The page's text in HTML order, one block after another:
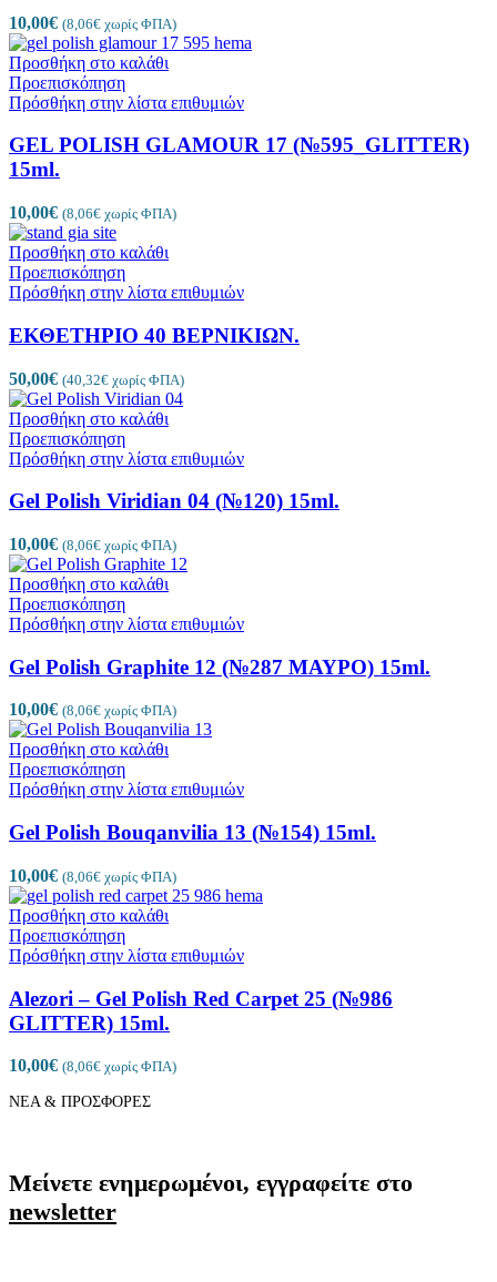
10,00€ (8,06€ χωρίς ΦΠΑ)
Προσθήκη στο καλάθι
Προεπισκόπηση
Πρόσθήκη στην λίστα επιθυμιών
GEL POLISH GLAMOUR 17 (№595_GLITTER)
15ml.
10,00€ (8,06€ χωρίς ΦΠΑ)
Προσθήκη στο καλάθι
Προεπισκόπηση
Πρόσθήκη στην λίστα επιθυμιών
ΕΚΘΕΤΗΡΙΟ 40 ΒΕΡΝΙΚΙΩΝ.
50,00€ (40,32€ χωρίς ΦΠΑ)
Προσθήκη στο καλάθι
Προεπισκόπηση
Πρόσθήκη στην λίστα επιθυμιών
Gel Polish Viridian 04 (№120) 15ml.
10,00€ (8,06€ χωρίς ΦΠΑ)
Προσθήκη στο καλάθι
Προεπισκόπηση
Πρόσθήκη στην λίστα επιθυμιών
Gel Polish Graphite 12 (№287 ΜΑΥΡΟ) 15ml.
10,00€ (8,06€ χωρίς ΦΠΑ)
Προσθήκη στο καλάθι
Προεπισκόπηση
Πρόσθήκη στην λίστα επιθυμιών
Gel Polish Bouqanvilia 13 (№154) 15ml.
10,00€ (8,06€ χωρίς ΦΠΑ)
Προσθήκη στο καλάθι
Προεπισκόπηση
Πρόσθήκη στην λίστα επιθυμιών
Alezori – Gel Polish Red Carpet 25 (№986
GLITTER) 15ml.
10,00€ (8,06€ χωρίς ΦΠΑ)
ΝΕΑ & ΠΡΟΣΦΟΡΕΣ
Μείνετε ενημερωμένοι, εγγραφείτε στο
newsletter